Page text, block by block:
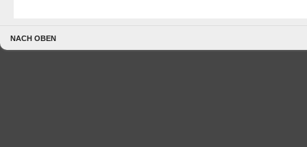
NACH OBEN